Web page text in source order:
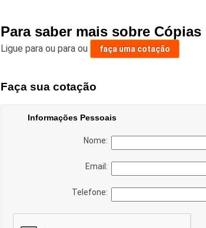
Para saber mais sobre
Ligue para ou para ou faça uma cotação
Faça sua cotação
Informações Pessoais
Nome:
Email:
Telefone: